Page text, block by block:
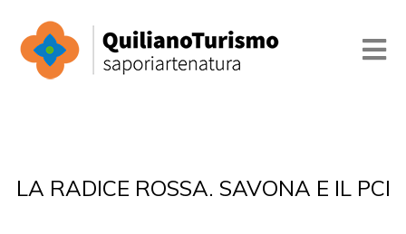
LA RADICE ROSSA. SAVONA E IL PCI